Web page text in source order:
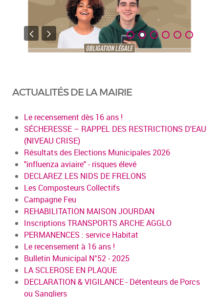
ACTUALITÉS DE LA MAIRIE
Le recensement dès 16 ans !
SÉCHERESSE – RAPPEL DES RESTRICTIONS D'EAU
(NIVEAU CRISE)
Résultats des Elections Municipales 2026
"influenza aviaire" - risques élevé
DECLAREZ LES NIDS DE FRELONS
Les Composteurs Collectifs
Campagne Feu
REHABILITATION MAISON JOURDAN
Inscriptions TRANSPORTS ARCHE AGGLO
PERMANENCES : service Habitat
Le recensement à 16 ans !
Bulletin Municipal N°52 - 2025
LA SCLEROSE EN PLAQUE
DECLARATION & VIGILANCE - Détenteurs de Porcs
ou Sangliers